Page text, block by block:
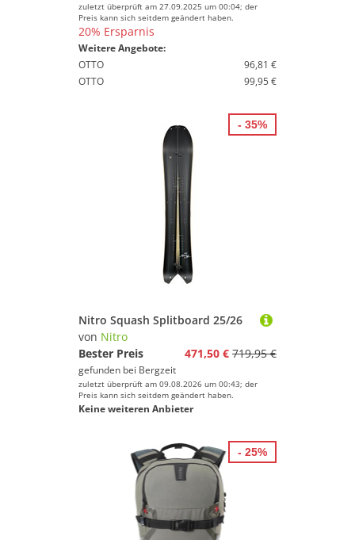
zuletzt überprüft am 27.09.2025 um 00:04; der
Preis kann sich seitdem geändert haben.
20% Ersparnis
Weitere Angebote:
OTTO
96,81 €
OTTO
99,95 €
Nitro Squash Splitboard 25/26
von Nitro
Bester Preis
471,50 € 719,95 €
gefunden bei Bergzeit
zuletzt überprüft am 09.08.2026 um 00:43; der
Preis kann sich seitdem geändert haben.
Keine weiteren Anbieter
- 35%
- 25%